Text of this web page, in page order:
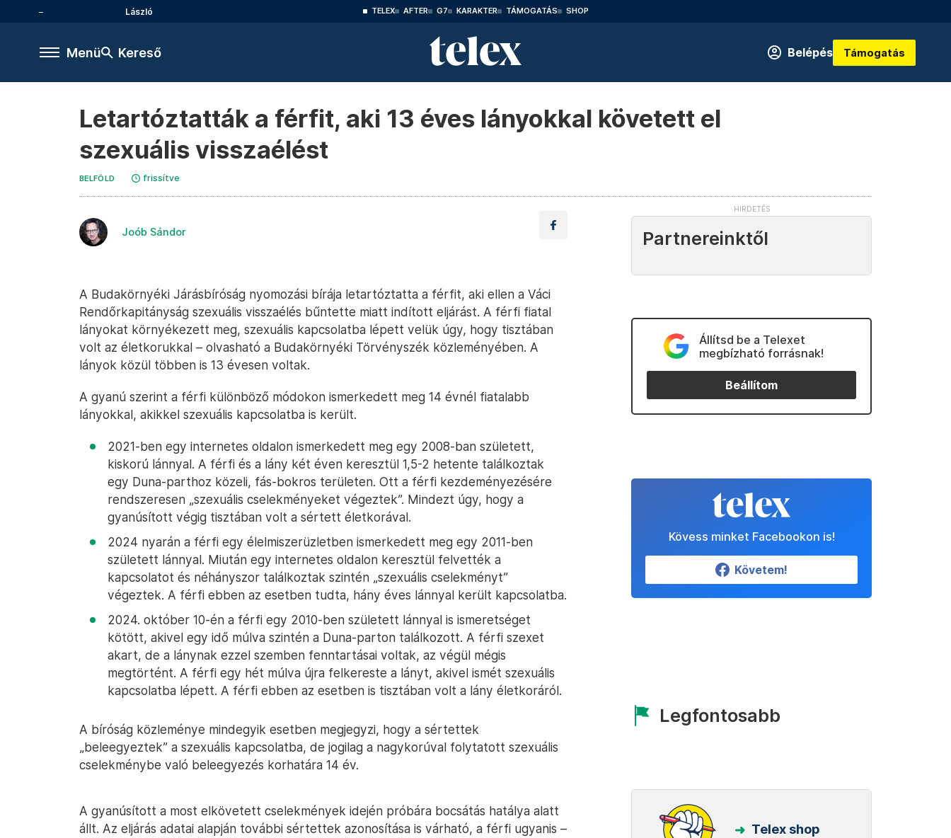
László TELEX AFTER G7 KARAKTER TÁMOGATÁS SHOP
Menü Kereső Belépés Támogatás
Letartóztatták a férfit, aki 13 éves lányokkal követett el
szexuális visszaélést
BELFÖLD frissítve
Joób Sándor
A Budakörnyéki Járásbíróság nyomozási bírája letartóztatta a férfit, aki ellen a Váci
Rendőrkapitányság szexuális visszaélés bűntette miatt indított eljárást. A férfi fiatal
lányokat környékezett meg, szexuális kapcsolatba lépett velük úgy, hogy tisztában
volt az életkorukkal – olvasható a Budakörnyéki Törvényszék közleményében. A
lányok közül többen is 13 évesen voltak.
A gyanú szerint a férfi különböző módokon ismerkedett meg 14 évnél fiatalabb
lányokkal, akikkel szexuális kapcsolatba is került.
2021-ben egy internetes oldalon ismerkedett meg egy 2008-ban született,
kiskorú lánnyal. A férfi és a lány két éven keresztül 1,5-2 hetente találkoztak
egy Duna-parthoz közeli, fás-bokros területen. Ott a férfi kezdeményezésére
rendszeresen „szexuális cselekményeket végeztek”. Mindezt úgy, hogy a
gyanúsított végig tisztában volt a sértett életkorával.
2024 nyarán a férfi egy élelmiszerüzletben ismerkedett meg egy 2011-ben
született lánnyal. Miután egy internetes oldalon keresztül felvették a
kapcsolatot és néhányszor találkoztak szintén „szexuális cselekményt”
végeztek. A férfi ebben az esetben tudta, hány éves lánnyal került kapcsolatba.
2024. október 10-én a férfi egy 2010-ben született lánnyal is ismeretséget
kötött, akivel egy idő múlva szintén a Duna-parton találkozott. A férfi szexet
akart, de a lánynak ezzel szemben fenntartásai voltak, az végül mégis
megtörtént. A férfi egy hét múlva újra felkereste a lányt, akivel ismét szexuális
kapcsolatba lépett. A férfi ebben az esetben is tisztában volt a lány életkoráról.
A bíróság közleménye mindegyik esetben megjegyzi, hogy a sértettek
„beleegyeztek” a szexuális kapcsolatba, de jogilag a nagykorúval folytatott szexuális
cselekménybe való beleegyezés korhatára 14 év.
A gyanúsított a most elkövetett cselekmények idején próbára bocsátás hatálya alatt
állt. Az eljárás adatai alapján további sértettek azonosítása is várható, a férfi ugyanis –
Partnereinktől
Állítsd be a Telexet
megbízható forrásnak!
Beállítom
Kövess minket Facebookon is!
Követem!
Legfontosabb
Telex shop